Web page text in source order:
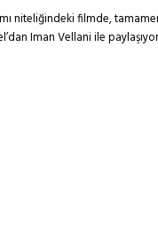
niteliğindeki filmde,
Iman Vellani ile